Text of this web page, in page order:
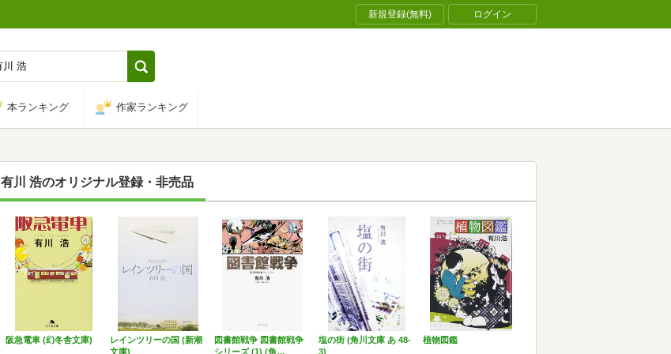
新規登録(無料) ログイン
本ランキング 作家ランキング
有川 浩のオリジナル登録・非売品
阪急電車 (幻冬舎文庫)
レインツリーの国 (新潮
文庫)
図書館戦争 図書館戦争
シリーズ (1) (角…
塩の街 (角川文庫 あ 48-
3)
植物図鑑